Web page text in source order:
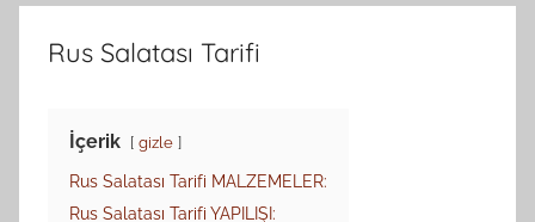
ve
Rehber
İçerikleriRus Salatası Tarifi
İçerik gizle
Rus Salatası Tarifi MALZEMELER:
Rus Salatası Tarifi YAPILIŞI: